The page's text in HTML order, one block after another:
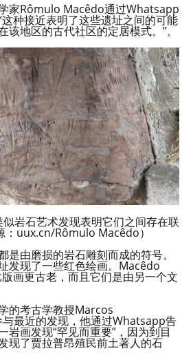
家Rômulo Macêdo通过Whatsapp
种接近表明了这些遗址之间的可能
该地区的古代社区的定居模式。”。
岩石艺术发现表明它们之间存在联
：uux.cn/Rômulo Macêdo）
是由磨损的岩石雕刻而成的符号。
发现了一些红色绘画。Macêdo
画更古老，而且它们是由另一个文
的考古学教授Marcos
最近的发现，他通过Whatsapp告
岩画发现“罕见而重要”，因为到目
现了贾拉普昂殖民前土著人的石